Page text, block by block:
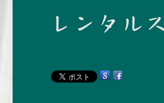
レンタル